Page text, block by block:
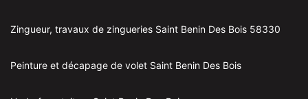
Zingueur, travaux de zingueries Saint Benin Des Bois 58330
Peinture et décapage de volet Saint Benin Des Bois